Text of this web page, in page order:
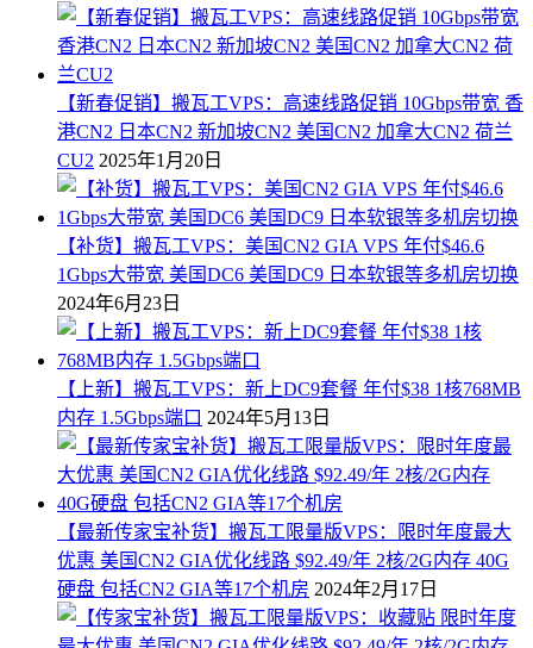
【新春促销】搬瓦工VPS：高速线路促销 10Gbps带宽 香
港CN2 日本CN2 新加坡CN2 美国CN2 加拿大CN2 荷兰
CU2 2025年1月20日
【补货】搬瓦工VPS：美国CN2 GIA VPS 年付$46.6
1Gbps大带宽 美国DC6 美国DC9 日本软银等多机房切换
2024年6月23日
【上新】搬瓦工VPS：新上DC9套餐 年付$38 1核768MB
内存 1.5Gbps端口 2024年5月13日
【最新传家宝补货】搬瓦工限量版VPS：限时年度最大
优惠 美国CN2 GIA优化线路 $92.49/年 2核/2G内存 40G
硬盘 包括CN2 GIA等17个机房 2024年2月17日